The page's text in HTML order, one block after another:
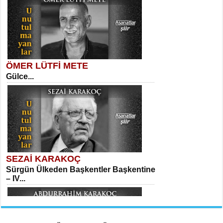
MEHMET TAŞTAN
Vagon’da Bir Şairle...
SITKI CANEY
Oruçla Devrim ve Özgürlüğe…...
Ayağıma Dolanan Yokuş...
Mehmet Çoban
Elmira...
Suavi Kemal Yazgıç
Yılkılar...
ÖMER LÜTFİ METE
Gülce...
SEZAİ KARAKOÇ
Sürgün Ülkeden Başkentler Başkentine
– IV...